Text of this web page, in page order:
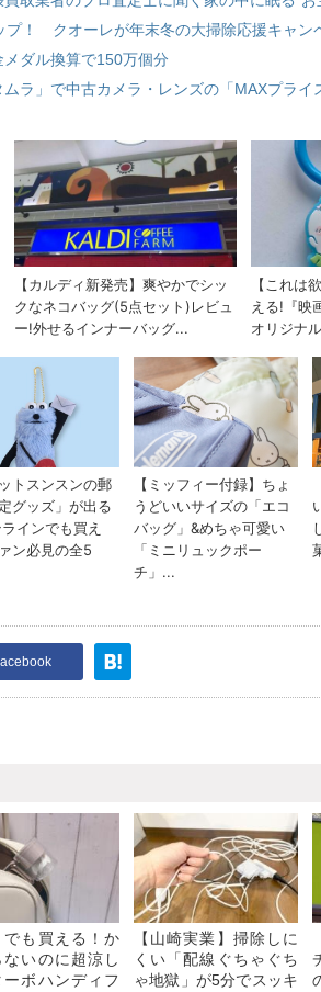
プ！ クオーレが年末冬の大掃除応援キャン
ダル換算で150万個分
ラ」で中古カメラ・レンズの「MAXプライ
でも買える！か
ないのに超涼し
ーボハンディフ
【山崎実業】掃除しに
くい「配線ぐちゃぐち
ゃ地獄」が5分でスッキ